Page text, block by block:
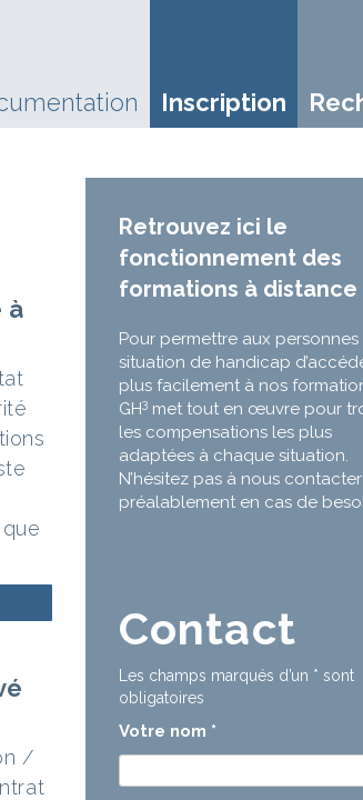
Inscription
à
/
Retrouvez ici le
fonctionnement des
formations à distance
Pour permettre aux personnes
situation de handicap
plus facilement à nos
GH3met tout en œuvre pour
les compensations les plus
adaptées à chaque situation.
N’hésitez pas à nous contacter
préalablement en cas de
Contact
Les champs marqués d’un * sont
obligatoires
Votre nom *